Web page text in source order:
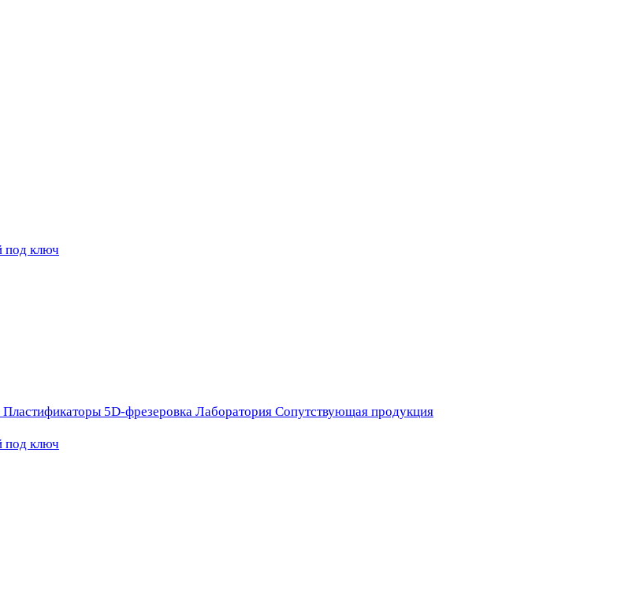
Пластификаторы 5D-фрезеровка Лаборатория Сопутствующая продукция